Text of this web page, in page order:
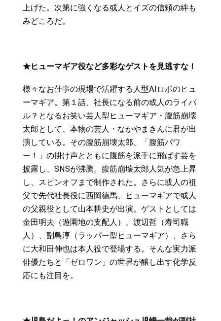
上げた。次第に強くなる或人とイズの信頼の絆も
みどころだ。
★ヒューマギア役など多彩なゲストを見逃すな！
様々なお仕事の現場で活躍する人型AIロボのヒュ
ーマギア。第１話、社長になる前の或人のライバ
ル？となるお笑い芸人型ヒューマギア・腹筋崩壊
太郎として、本物の芸人・なかやまきんに君が出
演している。その腹筋崩壊太郎、「腹筋パワ
ー！」の掛け声とともに腹筋を派手に飛ばす芸を
披露し、SNSが沸騰。腹筋崩壊太郎人気が急上昇
し、スピンオフまで制作された。さらに或人の祖
父で先代社長役に西岡德馬、ヒューマギアで或人
の父親役として山本耕史が出演。ゲストとしては
金田明夫（遊園地の支配人）、渡辺哲（寿司職
人）、副島淳（ラッパー型ヒューマギア）、さら
に大和田伸也は本人役で登場する。そんな実力派
俳優たちと「ゼロワン」の世界が醸し出す化学反
応にも注目を。